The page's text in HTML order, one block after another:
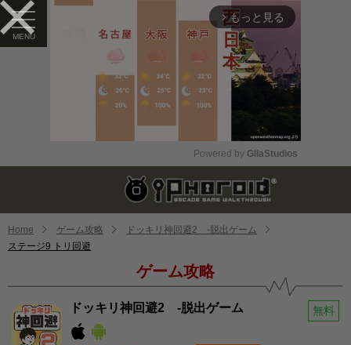
arrow_forward_ios もっと見る
Mute
Powered by GliaStudios
Home ゲーム攻略
ドッキリ神回避2 -脱出ゲーム
ステージ9 トリ回避
ゲーム攻略
ドッキリ神回避2 -脱出ゲーム 無料